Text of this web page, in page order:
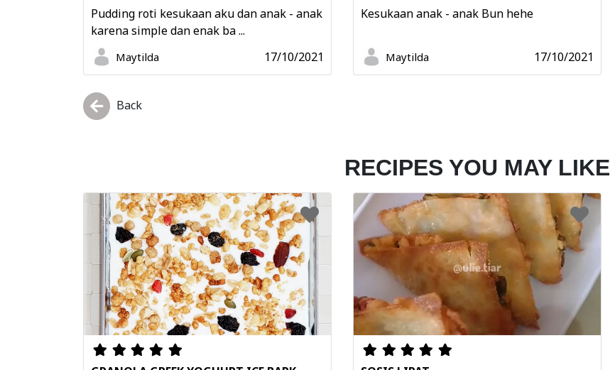
Pudding roti kesukaan aku dan anak - anak
karena simple dan enak ba ...
Maytilda 17/10/2021
Kesukaan anak - anak Bun hehe
Maytilda 17/10/2021
Back
RECIPES YOU MAY LIKE